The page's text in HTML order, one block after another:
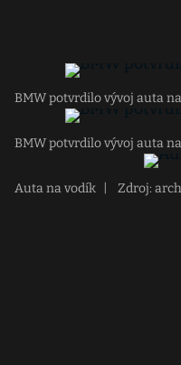
BMW potvrdilo vývoj auta
BMW potvrdilo vývoj auta
Auta na vodík Zdroj: